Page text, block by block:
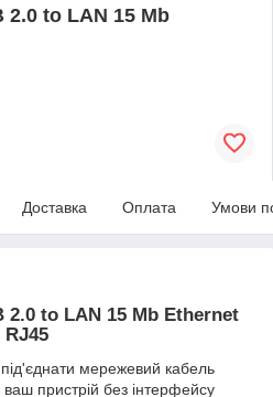
2.0 to LAN 15 Mb
Доставка Оплата Умови
2.0 to LAN 15 Mb Ethernet
RJ45
мережевий кабель
пристрій без інтерфейсу